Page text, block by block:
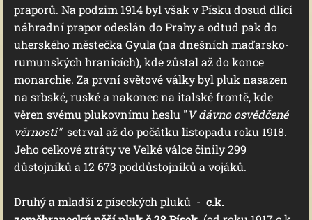
praporů. Na podzim 1914 byl však v Písku dosud dlící
náhradní prapor odeslán do Prahy a odtud pak do
uherského městečka Gyula (na dnešních maďarsko-
rumunských hranicích), kde zůstal až do konce
monarchie. Za první světové války byl pluk nasazen
na srbské, ruské a nakonec na italské frontě, kde
věren svému plukovnímu heslu "V dávno osvědčené
věrnosti"setrval až do počátku listopadu roku 1918.
Jeho celkové ztráty ve Velké válce činily 299
důstojníků a 12 673 poddůstojníků a vojáků.
Druhý a mladší z píseckých pluků - c.k.